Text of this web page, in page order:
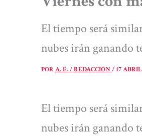
El tiempo será
nubes irán ganando
PORA. E. / REDACCIÓN/17
El tiempo será
nubes irán ganando